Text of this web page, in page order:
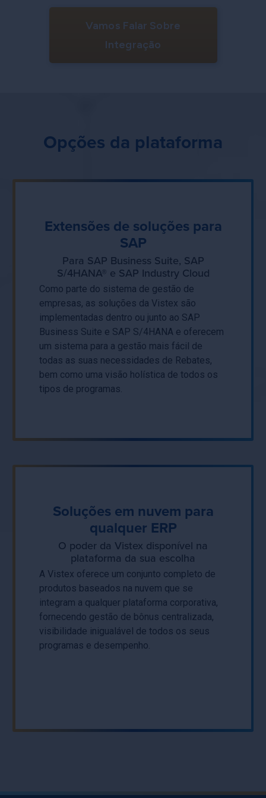
Vamos Falar Sobre
Integração
Opções da plataforma
Extensões de soluções para
SAP
Para SAP Business Suite, SAP
S/4HANA® e SAP Industry Cloud
Como parte do sistema de gestão de
empresas, as soluções da Vistex são
implementadas dentro ou junto ao SAP
Business Suite e SAP S/4HANA e oferecem
um sistema para a gestão mais fácil de
todas as suas necessidades de Rebates,
bem como uma visão holística de todos os
tipos de programas.
Soluções em nuvem para
qualquer ERP
O poder da Vistex disponível na
plataforma da sua escolha
A Vistex oferece um conjunto completo de
produtos baseados na nuvem que se
integram a qualquer plataforma corporativa,
fornecendo gestão de bônus centralizada,
visibilidade inigualável de todos os seus
programas e desempenho.